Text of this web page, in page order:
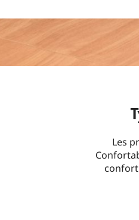
Les
confort